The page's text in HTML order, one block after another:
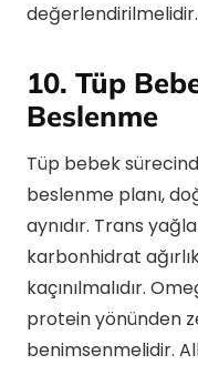
değerlendirilmelidir.
10. Tüp
Beslenme
Tüp bebek
beslenme planı,
aynıdır. Trans
karbonhidrat
kaçınılmalıdır.
protein yönünden
benimsenmelidir.